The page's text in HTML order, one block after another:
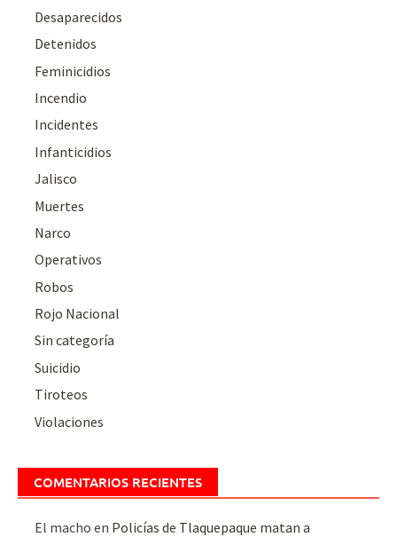
Desaparecidos
Detenidos
Feminicidios
Incendio
Incidentes
Infanticidios
Jalisco
Muertes
Narco
Operativos
Robos
Rojo Nacional
Sin categoría
Suicidio
Tiroteos
Violaciones
COMENTARIOS RECIENTES
El macho en Policías de Tlaquepaque matan a